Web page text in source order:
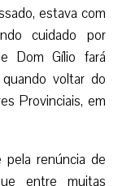
estava com
cuidado por
Dom Gílio fará
voltar do
Provinciais, em
renúncia de
entre muitas